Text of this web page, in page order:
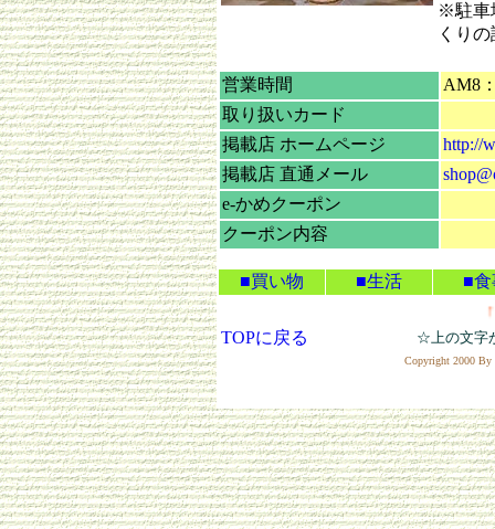
※駐車
くり
営業時間
AM8
取り扱いカード
掲載店 ホームページ
http://
掲載店 直通メール
e-かめクーポン
クーポン内容
■買い物 ■生活
■食
↑↑↑
TOPに戻る
☆上の文字
Copyright 2000